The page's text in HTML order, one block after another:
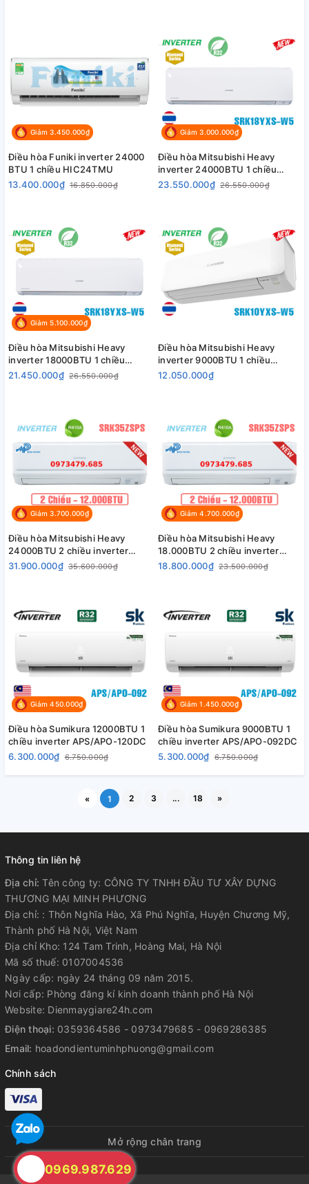
Giảm 3.450.000₫
Điều hòa Funiki inverter 24000
BTU 1 chiều HIC24TMU
13.400.000₫ 16.850.000₫
Giảm 3.000.000₫
Điều hòa Mitsubishi Heavy
inverter 24000BTU 1 chiều
SRK/SRC24YXS-W5
23.550.000₫ 26.550.000₫
Giảm 5.100.000₫
Điều hòa Mitsubishi Heavy
inverter 18000BTU 1 chiều
SRK/SRC18YXS-W5
21.450.000₫ 26.550.000₫
Điều hòa Mitsubishi Heavy
inverter 9000BTU 1 chiều
SRK/SRC10YXS-W5
12.050.000₫
Giảm 3.700.000₫
Điều hòa Mitsubishi Heavy
24000BTU 2 chiều inverter
SRK/SRC71ZRS-W5
31.900.000₫ 35.600.000₫
Giảm 4.700.000₫
Điều hòa Mitsubishi Heavy
18.000BTU 2 chiều inverter
SRK/SRC50ZSPS-W5
18.800.000₫ 23.500.000₫
Giảm 450.000₫
Điều hòa Sumikura 12000BTU 1
chiều inverter APS/APO-120DC
6.300.000₫ 6.750.000₫
Giảm 1.450.000₫
Điều hòa Sumikura 9000BTU 1
chiều inverter APS/APO-092DC
5.300.000₫ 6.750.000₫
« 1 2 3 ... 18 »
Thông tin liên hệ
Địa chỉ:Tên công ty: CÔNG TY TNHH ĐẦU TƯ XÂY DỰNG
THƯƠNG MẠI MINH PHƯƠNG
Địa chỉ: : Thôn Nghĩa Hào, Xã Phú Nghĩa, Huyện Chương Mỹ,
Thành phố Hà Nội, Việt Nam
Địa chỉ Kho: 124 Tam Trinh, Hoàng Mai, Hà Nội
Mã số thuế: 0107004536
Ngày cấp: ngày 24 tháng 09 năm 2015.
Nơi cấp: Phòng đăng kí kinh doanh thành phố Hà Nội
Website: Dienmaygiare24h.com
Điện thoại: 0359364586 - 0973479685 - 0969286385
Email: hoadondientuminhphuong@gmail.com
Chính sách
Mở rộng chân trang
0969.987.629